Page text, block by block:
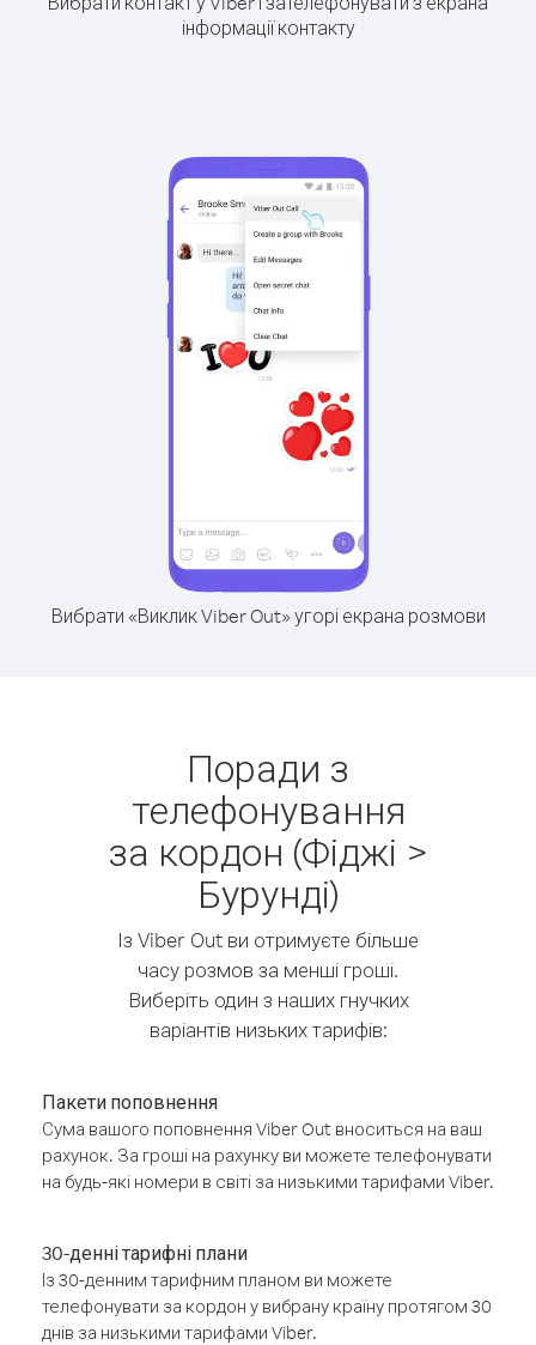
інформації контакту
Вибрати «Виклик Viber Out» угорі екрана розмови
Поради з
телефонування
за кордон (Фіджі >
Бурунді)
Із Viber Out ви отримуєте більше
часу розмов за менші гроші.
Виберіть один з наших гнучких
варіантів низьких тарифів:
Пакети поповнення
Сума вашого поповнення Viber Out вноситься на ваш
рахунок. За гроші на рахунку ви можете телефонувати
на будь-які номери в світі за низькими тарифами Viber.
30-денні тарифні плани
Із 30-денним тарифним планом ви можете
телефонувати за кордон у вибрану країну протягом 30
днів за низькими тарифами Viber.